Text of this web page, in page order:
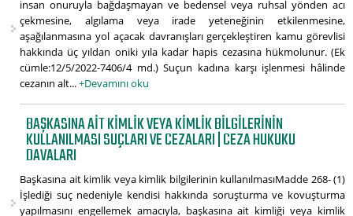
insan onuruyla bağdaşmayan ve bedensel veya ruhsal yönden acı
çekmesine, algılama veya irade yeteneğinin etkilenmesine,
aşağılanmasına yol açacak davranışları gerçekleştiren kamu görevlisi
hakkında üç yıldan oniki yıla kadar hapis cezasına hükmolunur. (Ek
cümle:12/5/2022-7406/4 md.) Suçun kadına karşı işlenmesi hâlinde
cezanın alt...+Devamını oku
BAŞKASINA AIT KIMLIK VEYA KIMLIK BILGILERININ
KULLANILMASI SUÇLARI VE CEZALARI | CEZA HUKUKU
DAVALARI
Başkasına ait kimlik veya kimlik bilgilerinin kullanılmasıMadde 268- (1)
İşlediği suç nedeniyle kendisi hakkında soruşturma ve kovuşturma
yapılmasını engellemek amacıyla, başkasına ait kimliği veya kimlik